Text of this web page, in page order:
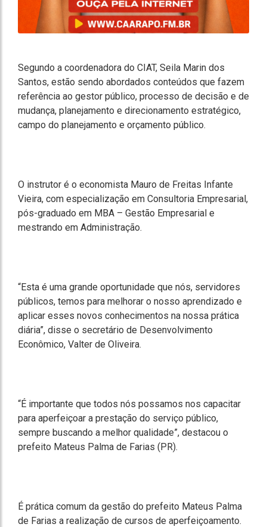
Segundo a coordenadora do CIAT, Seila Marin dos
Santos, estão sendo abordados conteúdos que fazem
referência ao gestor público, processo de decisão e de
mudança, planejamento e direcionamento estratégico,
campo do planejamento e orçamento público.
O instrutor é o economista Mauro de Freitas Infante
Vieira, com especialização em Consultoria Empresarial,
pós-graduado em MBA – Gestão Empresarial e
mestrando em Administração.
“Esta é uma grande oportunidade que nós, servidores
públicos, temos para melhorar o nosso aprendizado e
aplicar esses novos conhecimentos na nossa prática
diária”, disse o secretário de Desenvolvimento
Econômico, Valter de Oliveira.
“É importante que todos nós possamos nos capacitar
para aperfeiçoar a prestação do serviço público,
sempre buscando a melhor qualidade”, destacou o
prefeito Mateus Palma de Farias (PR).
É prática comum da gestão do prefeito Mateus Palma
de Farias a realização de cursos de aperfeiçoamento.